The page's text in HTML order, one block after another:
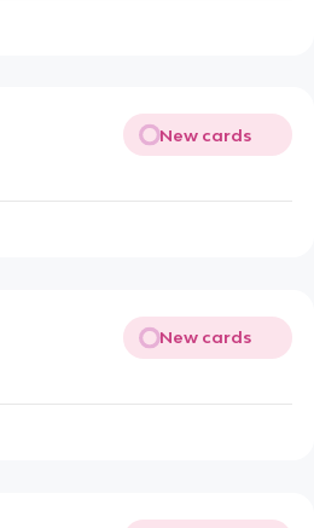
New cards
New cards